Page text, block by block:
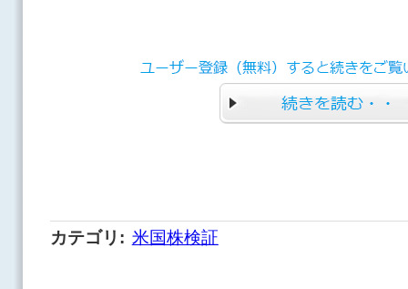
カテゴリ : 米国株検証